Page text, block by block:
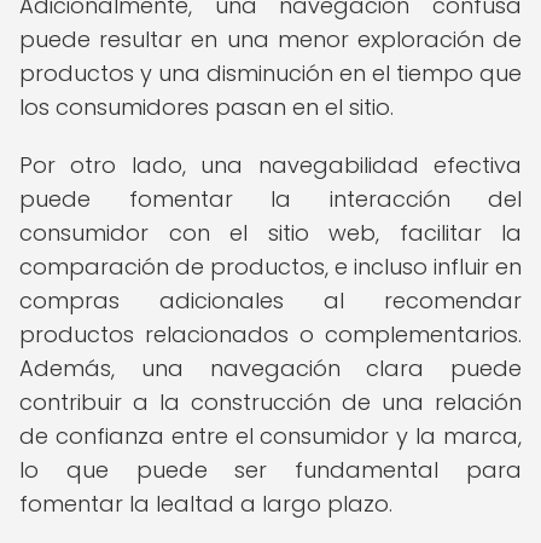
puede resultar en una menor exploración de
productos y una disminución en el tiempo que
los consumidores pasan en el sitio.
Por otro lado, una navegabilidad efectiva
puede fomentar la interacción del
consumidor con el sitio web, facilitar la
comparación de productos, e incluso influir en
compras adicionales al recomendar
productos relacionados o complementarios.
Además, una navegación clara puede
contribuir a la construcción de una relación
de confianza entre el consumidor y la marca,
lo que puede ser fundamental para
fomentar la lealtad a largo plazo.